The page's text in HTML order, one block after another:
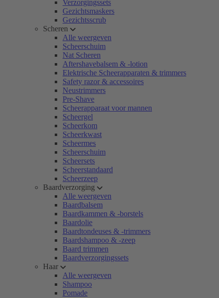
Verzorgingssets
Gezichtsmaskers
Gezichtsscrub
Scheren
Alle weergeven
Scheerschuim
Nat Scheren
Aftershavebalsem & -lotion
Elektrische Scheerapparaten & trimmers
Safety razor & accessoires
Neustrimmers
Pre-Shave
Scheerapparaat voor mannen
Scheergel
Scheerkom
Scheerkwast
Scheermes
Scheerschuim
Scheersets
Scheerstandaard
Scheerzeep
Baardverzorging
Alle weergeven
Baardbalsem
Baardkammen & -borstels
Baardolie
Baardtondeuses & -trimmers
Baardshampoo & -zeep
Baard trimmen
Baardverzorgingssets
Haar
Alle weergeven
Shampoo
Pomade